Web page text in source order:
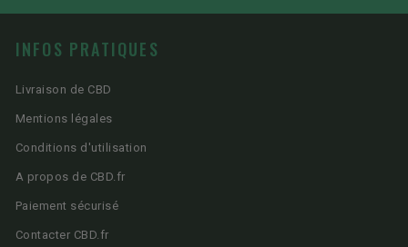
INFOS PRATIQUES
Livraison de CBD
Mentions légales
Conditions d'utilisation
A propos de CBD.fr
Paiement sécurisé
Contacter CBD.fr